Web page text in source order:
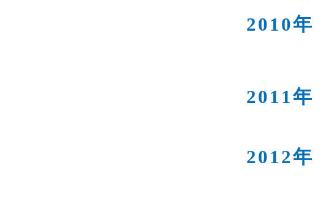
2010年
2011年
2012年